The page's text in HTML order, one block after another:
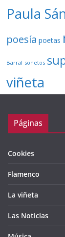
Paula
poesía poetas
Barral sonetos
viñeta
Páginas
Cookies
Flamenco
La viñeta
Las Noticias